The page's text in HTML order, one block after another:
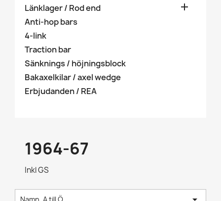
Länklager / Rod end 
Anti-hop bars
4-link
Traction bar
Sänknings / höjningsblock
Bakaxelkilar / axel wedge
Erbjudanden / REA
1964-67
Inkl GS